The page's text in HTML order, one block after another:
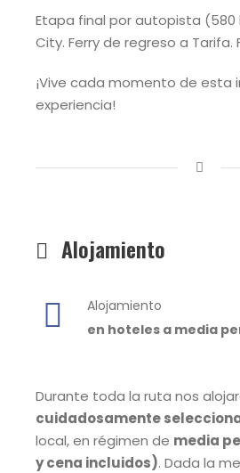
Etapa final por autopista
City. Ferry de regreso a Tarifa.
¡Vive cada momento de esta
experiencia!
Alojamiento
Alojamiento
en hoteles a media
Durante toda la ruta nos
cuidadosamente
local, en régimen de media
y cena incluidos). Dada la